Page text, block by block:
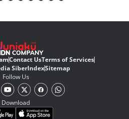
Contact UsTerms of Services
SiberIndexSitemap
Follow Us
Download